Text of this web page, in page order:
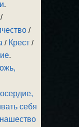
.
/
/
/ Крест /
.
себя